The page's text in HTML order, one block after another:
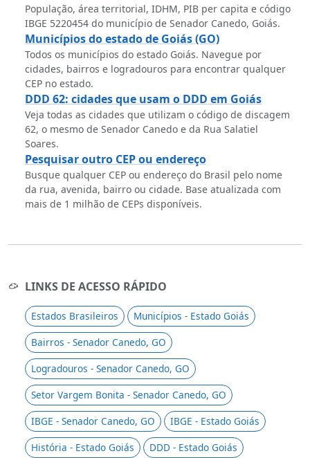
População, área territorial, IDHM, PIB per capita e código
IBGE 5220454 do município de Senador Canedo, Goiás.
Municípios do estado de Goiás (GO)
Todos os municípios do estado Goiás. Navegue por
cidades, bairros e logradouros para encontrar qualquer
CEP no estado.
DDD 62: cidades que usam o DDD em Goiás
Veja todas as cidades que utilizam o código de discagem
62, o mesmo de Senador Canedo e da Rua Salatiel
Soares.
Pesquisar outro CEP ou endereço
Busque qualquer CEP ou endereço do Brasil pelo nome
da rua, avenida, bairro ou cidade. Base atualizada com
mais de 1 milhão de CEPs disponíveis.
LINKS DE ACESSO RÁPIDO
Estados Brasileiros
Municípios - Estado Goiás
Bairros - Senador Canedo, GO
Logradouros - Senador Canedo, GO
Setor Vargem Bonita - Senador Canedo, GO
IBGE - Senador Canedo, GO
IBGE - Estado Goiás
História - Estado Goiás
DDD - Estado Goiás